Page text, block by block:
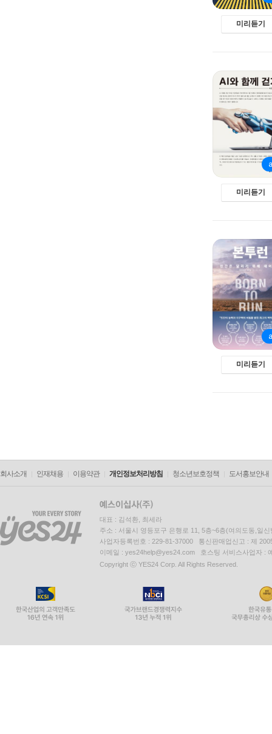
미리듣기
미리듣기
미리듣기
회사소개 인재채용 이용약관 개인정보처리방침 청소년보호정책 도서홍보안내
대표 : 김석환, 최세라
주소 : 서울시 영등포구 은행로 11, 5층~6층(여의도동,일신
사업자등록번호 : 229-81-37000 통신판매업신고 : 제
이메일 : yes24help@yes24.com 호스팅 서비스사업자 :
Copyright ⓒ YES24 Corp. All Rights Reserved.